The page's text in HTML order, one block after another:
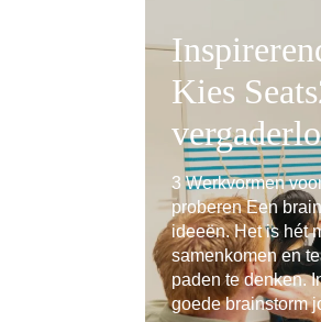
Kies
3 Werkvormen
proberen Een
ideeën. Het is hét
samenkomen en
paden te denken.
goede brainstorm